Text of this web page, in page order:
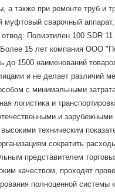
а также при ремонте труб и
сварочный
Полиэтилен 100 SDR
15 лет компания ООО
1500 наименований
и не делает различий
с минимальными
логистика и
и
техническим
сократить
представителем
качеством, проходят
полноценной